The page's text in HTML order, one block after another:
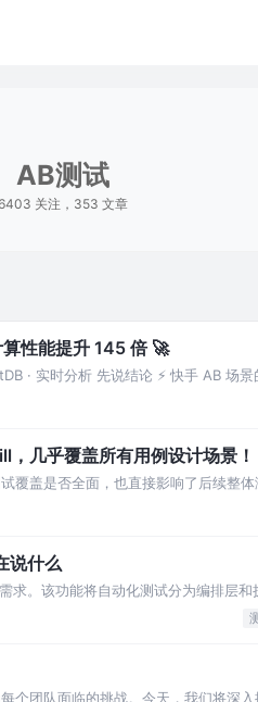
AB测试
关注，353 文章
性能提升 145 倍 🚀
· 实时分析 先说结论 ⚡ 快手 AB 场
几乎覆盖所有用例设计场景！
覆盖是否全面，也直接影响了后续整
说什么
。该功能将自动化测试分为编排层和
个团队面临的挑战。今天，我们将深